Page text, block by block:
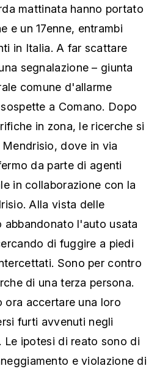
mattinata hanno portato
e un 17enne, entrambi
in Italia. A far scattare
segnalazione – giunta
comune d'allarme
a Comano. Dopo
in zona, le ricerche si
dove in via
da parte di agenti
in collaborazione con la
Alla vista delle
abbandonato l'auto usata
di fuggire a piedi
Sono per contro
di una terza persona.
ora accertare una loro
furti avvenuti negli
Le ipotesi di reato sono di
e violazione di